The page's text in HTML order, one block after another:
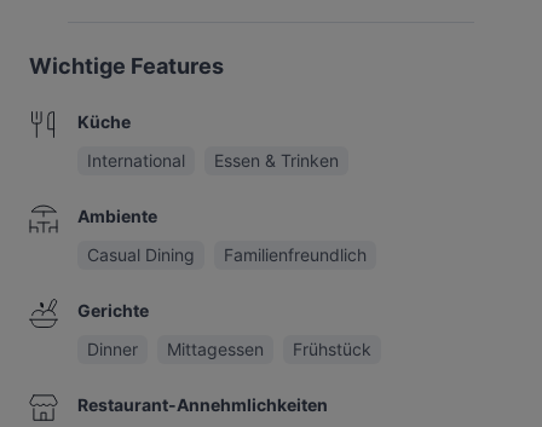
Wichtige Features
Küche
International
Essen & Trinken
Ambiente
Casual Dining
Familienfreundlich
Gerichte
Dinner
Mittagessen Frühstück
Restaurant-Annehmlichkeiten